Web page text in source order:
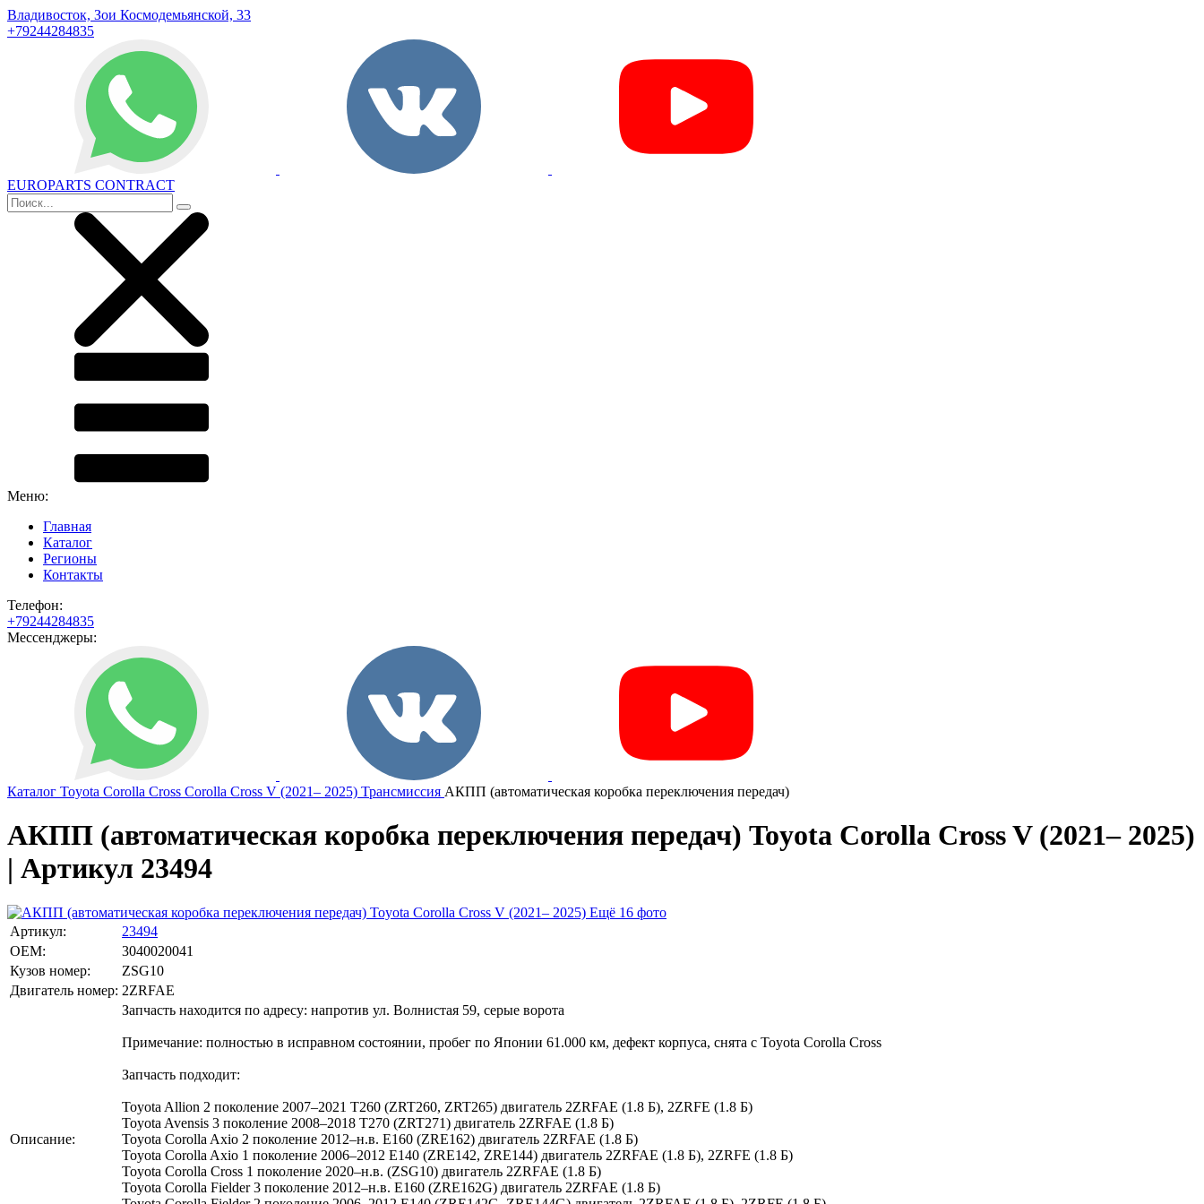
Владивосток, Зои Космодемьянской, 33
+79244284835
EUROPARTS CONTRACT
Меню:
Главная
Каталог
Регионы
Контакты
Телефон:
+79244284835
Мессенджеры:
Каталог Toyota Corolla Cross Corolla Cross V (2021– 2025) Трансмиссия АКПП (автоматическая коробка переключения передач)
АКПП (автоматическая коробка переключения передач) Toyota Corolla Cross V (2021– 2025)
| Артикул 23494
Ещё 16 фото
Артикул:
23494
OEM:
3040020041
Кузов номер:
ZSG10
Двигатель номер: 2ZRFAE
Описание:
Запчасть находится по адресу: напротив ул. Волнистая 59, серые ворота
Примечание: полностью в исправном состоянии, пробег по Японии 61.000 км, дефект корпуса, снята с Toyota Corolla Cross
Запчасть подходит:
Toyota Allion 2 поколение 2007–2021 T260 (ZRT260, ZRT265) двигатель 2ZRFAE (1.8 Б), 2ZRFE (1.8 Б)
Toyota Avensis 3 поколение 2008–2018 T270 (ZRT271) двигатель 2ZRFAE (1.8 Б)
Toyota Corolla Axio 2 поколение 2012–н.в. E160 (ZRE162) двигатель 2ZRFAE (1.8 Б)
Toyota Corolla Axio 1 поколение 2006–2012 E140 (ZRE142, ZRE144) двигатель 2ZRFAE (1.8 Б), 2ZRFE (1.8 Б)
Toyota Corolla Cross 1 поколение 2020–н.в. (ZSG10) двигатель 2ZRFAE (1.8 Б)
Toyota Corolla Fielder 3 поколение 2012–н.в. E160 (ZRE162G) двигатель 2ZRFAE (1.8 Б)